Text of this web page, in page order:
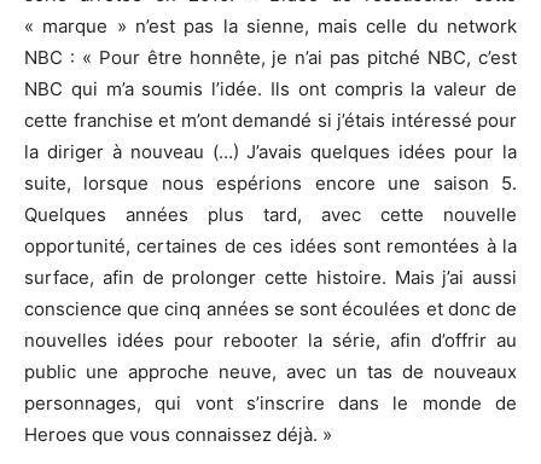
« marque » n’est pas la sienne, mais celle du network
NBC : « Pour être honnête, je n’ai pas pitché NBC, c’est
NBC qui m’a soumis l’idée. Ils ont compris la valeur de
cette franchise et m’ont demandé si j’étais intéressé pour
la diriger à nouveau (…) J’avais quelques idées pour la
suite, lorsque nous espérions encore une saison 5.
Quelques années plus tard, avec cette nouvelle
opportunité, certaines de ces idées sont remontées à la
surface, afin de prolonger cette histoire. Mais j’ai aussi
conscience que cinq années se sont écoulées et donc de
nouvelles idées pour rebooter la série, afin d’offrir au
public une approche neuve, avec un tas de nouveaux
personnages, qui vont s’inscrire dans le monde de
Heroes que vous connaissez déjà. »